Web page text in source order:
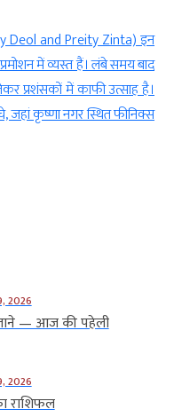
Deol and Preity Zinta) इन
में व्यस्त हैं। लंबे समय बाद
प्रशंसकों में काफी उत्साह है।
कृष्णा नगर स्थित फीनिक्स
2026
— आज की पहेली
2026
राशिफल